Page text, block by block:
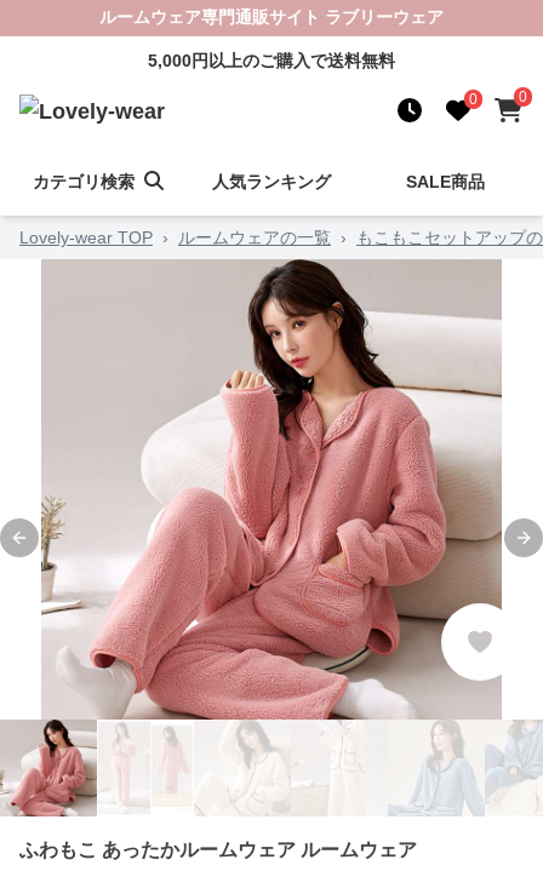
ルームウェア専門通販サイト ラブリーウェア
5,000円以上のご購入で送料無料
0 0
カテゴリ検索 人気ランキング SALE商品
Lovely-wear TOP › ルームウェアの一覧 › もこもこセットアップ
Previous slide
ふわもこ あったかルームウェア ルームウェア